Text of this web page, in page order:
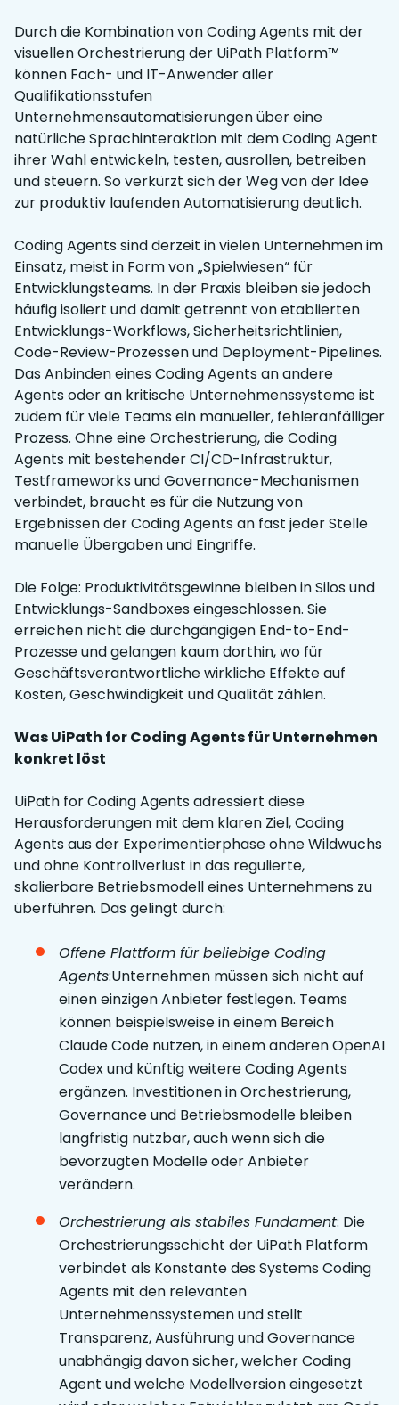
Durch die Kombination von Coding Agents mit der
visuellen Orchestrierung der UiPath Platform™
können Fach- und IT-Anwender aller
Qualifikationsstufen
Unternehmensautomatisierungen über eine
natürliche Sprachinteraktion mit dem Coding Agent
ihrer Wahl entwickeln, testen, ausrollen, betreiben
und steuern. So verkürzt sich der Weg von der Idee
zur produktiv laufenden Automatisierung deutlich.
Coding Agents sind derzeit in vielen Unternehmen im
Einsatz, meist in Form von „Spielwiesen“ für
Entwicklungsteams. In der Praxis bleiben sie jedoch
häufig isoliert und damit getrennt von etablierten
Entwicklungs-Workflows, Sicherheitsrichtlinien,
Code-Review-Prozessen und Deployment-Pipelines.
Das Anbinden eines Coding Agents an andere
Agents oder an kritische Unternehmenssysteme ist
zudem für viele Teams ein manueller, fehleranfälliger
Prozess. Ohne eine Orchestrierung, die Coding
Agents mit bestehender CI/CD-Infrastruktur,
Testframeworks und Governance-Mechanismen
verbindet, braucht es für die Nutzung von
Ergebnissen der Coding Agents an fast jeder Stelle
manuelle Übergaben und Eingriffe.
Die Folge: Produktivitätsgewinne bleiben in Silos und
Entwicklungs-Sandboxes eingeschlossen. Sie
erreichen nicht die durchgängigen End-to-End-
Prozesse und gelangen kaum dorthin, wo für
Geschäftsverantwortliche wirkliche Effekte auf
Kosten, Geschwindigkeit und Qualität zählen.
Was UiPath for Coding Agents für Unternehmen
konkret löst
UiPath for Coding Agents adressiert diese
Herausforderungen mit dem klaren Ziel, Coding
Agents aus der Experimentierphase ohne Wildwuchs
und ohne Kontrollverlust in das regulierte,
skalierbare Betriebsmodell eines Unternehmens zu
überführen. Das gelingt durch:
Offene Plattform für beliebige Coding
Agents:Unternehmen müssen sich nicht auf
einen einzigen Anbieter festlegen. Teams
können beispielsweise in einem Bereich
Claude Code nutzen, in einem anderen OpenAI
Codex und künftig weitere Coding Agents
ergänzen. Investitionen in Orchestrierung,
Governance und Betriebsmodelle bleiben
langfristig nutzbar, auch wenn sich die
bevorzugten Modelle oder Anbieter
verändern.
Orchestrierung als stabiles Fundament: Die
Orchestrierungsschicht der UiPath Platform
verbindet als Konstante des Systems Coding
Agents mit den relevanten
Unternehmenssystemen und stellt
Transparenz, Ausführung und Governance
unabhängig davon sicher, welcher Coding
Agent und welche Modellversion eingesetzt